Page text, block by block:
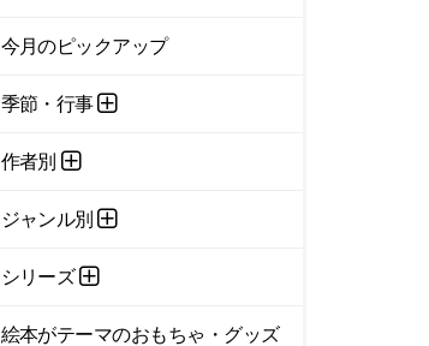
今月のピックアップ
季節・行事
作者別
ジャンル別
シリーズ
絵本がテーマのおもちゃ・グッズ